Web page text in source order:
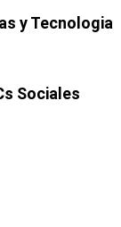
y Tecnologia
Sociales